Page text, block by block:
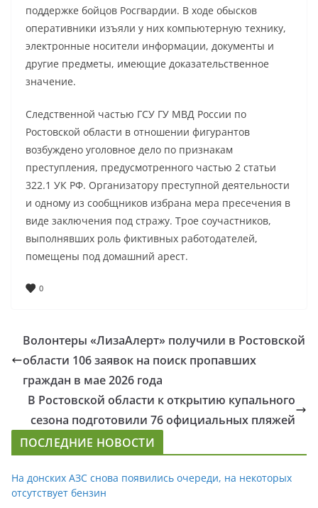
поддержке бойцов Росгвардии. В ходе обысков
оперативники изъяли у них компьютерную технику,
электронные носители информации, документы и
другие предметы, имеющие доказательственное
значение.
Следственной частью ГСУ ГУ МВД России по
Ростовской области в отношении фигурантов
возбуждено уголовное дело по признакам
преступления, предусмотренного частью 2 статьи
322.1 УК РФ. Организатору преступной деятельности
и одному из сообщников избрана мера пресечения в
виде заключения под стражу. Трое соучастников,
выполнявших роль фиктивных работодателей,
помещены под домашний арест.
0
Волонтеры «ЛизаАлерт» получили в Ростовской
области 106 заявок на поиск пропавших
граждан в мае 2026 года
В Ростовской области к открытию купального
сезона подготовили 76 официальных пляжей
ПОСЛЕДНИЕ НОВОСТИ
На донских АЗС снова появились очереди, на некоторых
отсутствует бензин